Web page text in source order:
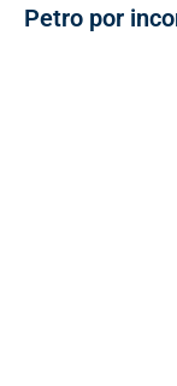
Petro por